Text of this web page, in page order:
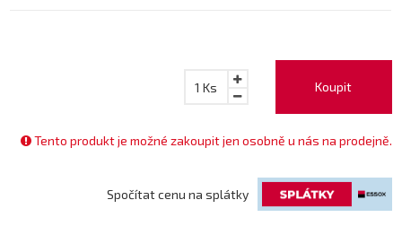
Koupit
1 Ks
Tento produkt je možné zakoupit jen osobně u nás na prodejně.
Spočítat cenu na splátky